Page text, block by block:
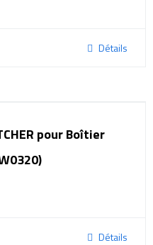
Détails
pour Boîtier
Détails